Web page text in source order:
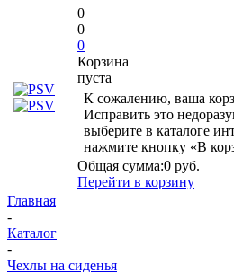
0
0
0
Корзина
пуста
К сожалению, ваша
Исправить это
выберите в каталоге
нажмите кнопку «В
Общая сумма:0 руб.
Перейти в корзину
Главная
-
Каталог
-
Чехлы на сиденья